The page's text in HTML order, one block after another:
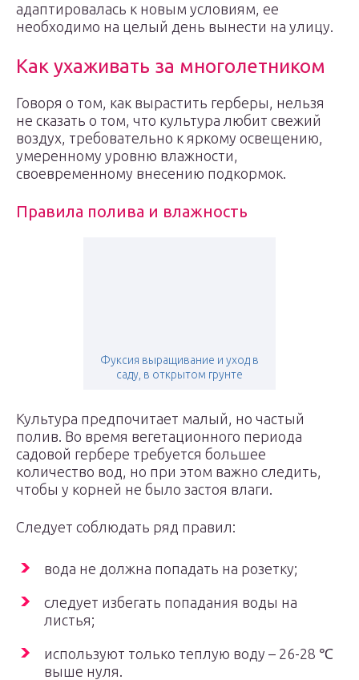
адаптировалась к новым условиям, ее
необходимо на целый день вынести на улицу.
Как ухаживать за многолетником
Говоря о том, как вырастить герберы, нельзя
не сказать о том, что культура любит свежий
воздух, требовательно к яркому освещению,
умеренному уровню влажности,
своевременному внесению подкормок.
Правила полива и влажность
Фуксия выращивание и уход в
саду, в открытом грунте
Культура предпочитает малый, но частый
полив. Во время вегетационного периода
садовой гербере требуется большее
количество вод, но при этом важно следить,
чтобы у корней не было застоя влаги.
Следует соблюдать ряд правил:
вода не должна попадать на розетку;
следует избегать попадания воды на
листья;
используют только теплую воду – 26-28 ℃
выше нуля.